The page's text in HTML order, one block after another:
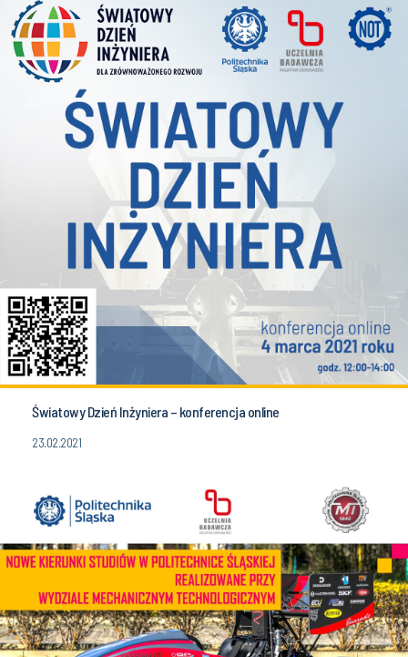
Światowy Dzień Inżyniera – konferencja online
23.02.2021